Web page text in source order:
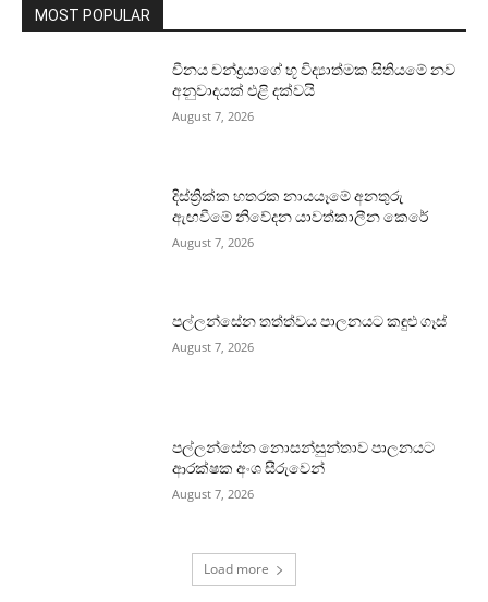
MOST POPULAR
චීනය චන්ද්‍රයාගේ භූ විද්‍යාත්මක සිතියමේ නව
අනුවාදයක් එළි දක්වයි
August 7, 2026
දිස්ත්‍රික්ක හතරක නායයෑමේ අනතුරු
ඇඟවීමේ නිවේදන යාවත්කාලීන කෙරේ
August 7, 2026
පල්ලන්සේන තත්ත්වය පාලනයට කඳුළු ගෑස්
August 7, 2026
පල්ලන්සේන නොසන්සුන්තාව පාලනයට
ආරක්ෂක අංශ සීරුවෙන්
August 7, 2026
Load more